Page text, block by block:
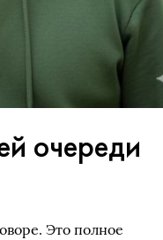
очереди
Это полное